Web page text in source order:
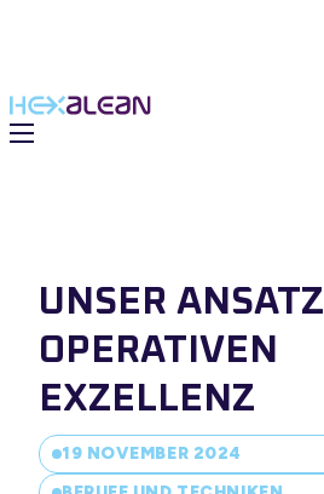
UNSER
OPERATIVEN
EXZELLENZ
19 NOVEMBER 2024